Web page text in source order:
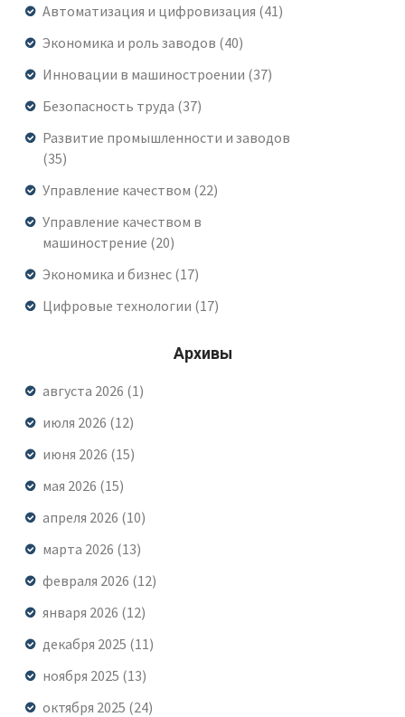
Автоматизация и цифровизация (41)
Экономика и роль заводов (40)
Инновации в машиностроении (37)
Безопасность труда (37)
Развитие промышленности и заводов
(35)
Управление качеством (22)
Управление качеством в
машинострение (20)
Экономика и бизнес (17)
Цифровые технологии (17)
Архивы
августа 2026 (1)
июля 2026 (12)
июня 2026 (15)
мая 2026 (15)
апреля 2026 (10)
марта 2026 (13)
февраля 2026 (12)
января 2026 (12)
декабря 2025 (11)
ноября 2025 (13)
октября 2025 (24)